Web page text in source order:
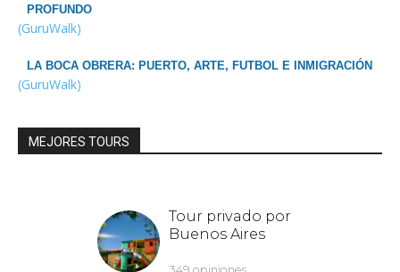
PROFUNDO
(GuruWalk)
LA BOCA OBRERA: PUERTO, ARTE, FUTBOL E INMIGRACIÓN
(GuruWalk)
MEJORES TOURS